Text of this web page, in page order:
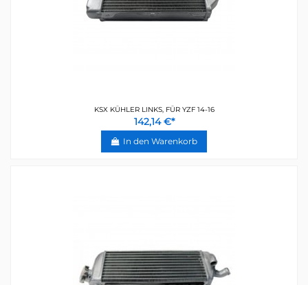
KSX KÜHLER LINKS, FÜR YZF 14-16
142,14 €*
In den Warenkorb